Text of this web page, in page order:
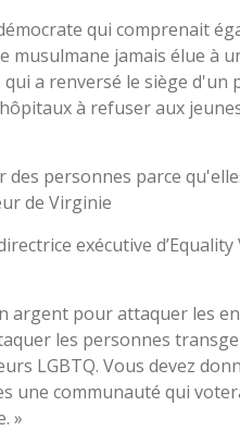
qui comprenait
jamais élue à
a renversé le siège
à refuser aux
des personnes parce
de Virginie
exécutive
argent pour attaquer les
les personnes
LGBTQ. Vous devez
une communauté qui
»